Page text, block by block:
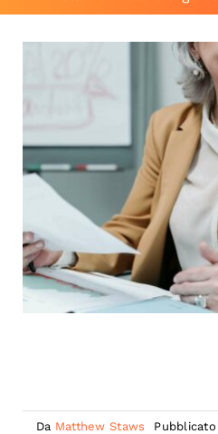
Da Matthew Staws Pubblicato